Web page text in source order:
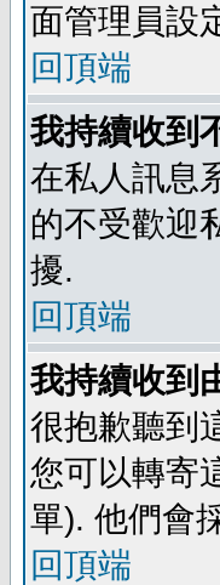
面管理員設
回頂端
我持續收到
在私人訊息
的不受歡迎
擾.
回頂端
我持續收到
很抱歉聽到
您可以轉寄
單). 他們會
回頂端